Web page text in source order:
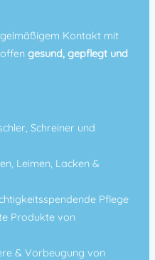
Kontakt mit
gesund, gepflegt und
Schreiner und
Leimen, Lacken &
Pflege
Produkte von
& Vorbeugung von